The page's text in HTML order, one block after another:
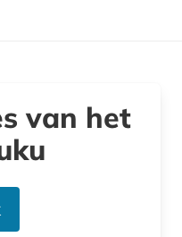
van het